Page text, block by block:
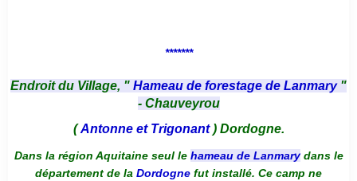
*******
Endroit du Village, " Hameau de forestage de Lanmary "
- Chauveyrou
(Antonne et Trigonant) Dordogne.
Dans la région Aquitaine seul le hameau de Lanmarydans le
département de la Dordogne fut installé. Ce camp ne